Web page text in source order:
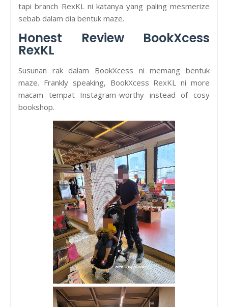
tapi branch RexKL ni katanya yang paling mesmerize
sebab dalam dia bentuk maze.
Honest Review BookXcess
RexKL
Susunan rak dalam BookXcess ni memang bentuk
maze. Frankly speaking, BookXcess RexKL ni more
macam tempat Instagram-worthy instead of cosy
bookshop.